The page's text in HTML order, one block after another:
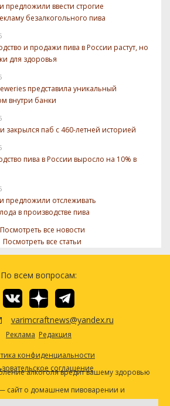
предложили ввести строгие
безалкогольного пива
и продажи пива в России растут, но
для здоровья
представила уникальный
внутри банки
закрылся паб с 460-летней историей
пива в России выросло на 10% в
предложили отслеживать
в производстве пива
Посмотреть все новости
Посмотреть все статьи
По всем вопросам:
varimcraftnews@yandex.ru
Реклама Редакция
конфиденциальности
соглашение
алкоголя вредит вашему здоровью
сайт о домашнем пивоварении и
самогоноварении.